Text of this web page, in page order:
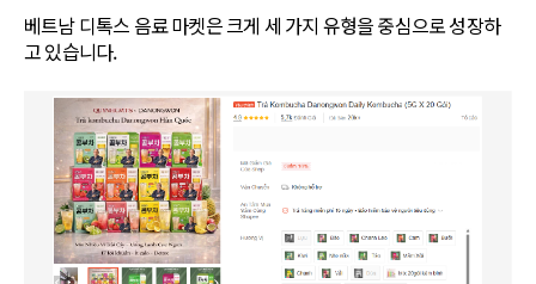
베트남 디톡스 음료 마켓은 크게 세 가지 유형을 중심으로 성장하
고 있습니다.